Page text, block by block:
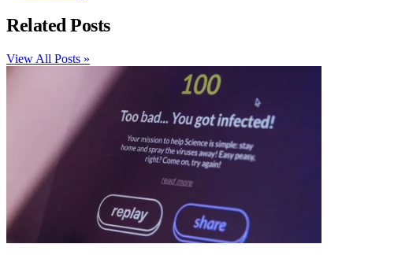
Related Posts
View All Posts »